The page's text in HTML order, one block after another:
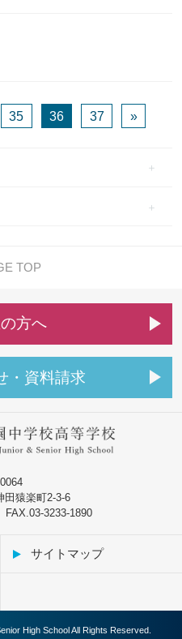
35 36 37 »
TOP
の方へ
・ 資料請求
0064
田猿楽町2-3-6
3233-1890
サイトマップ
High School All Rights Reserved.